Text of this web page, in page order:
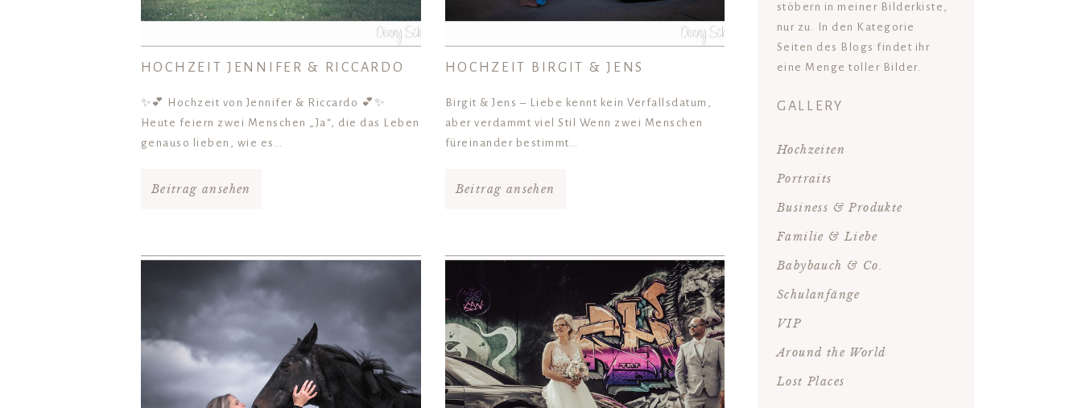
HOCHZEIT JENNIFER & RICCARDO
✨💕 Hochzeit von Jennifer & Riccardo 💕✨
Heute feiern zwei Menschen „Ja“, die das Leben
genauso lieben, wie es…
Beitrag ansehen
HOCHZEIT BIRGIT & JENS
Birgit & Jens – Liebe kennt kein Verfallsdatum,
aber verdammt viel Stil Wenn zwei Menschen
füreinander bestimmt…
Beitrag ansehen
stöbern in meiner Bilderkiste,
nur zu. In den Kategorie
Seiten des Blogs findet ihr
eine Menge toller Bilder.
GALLERY
Hochzeiten
Portraits
Business & Produkte
Familie & Liebe
Babybauch & Co.
Schulanfänge
VIP
Around the World
Lost Places